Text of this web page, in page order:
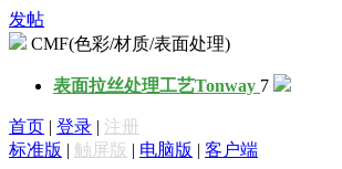
发帖
CMF(色彩/材质/表面处理)
表面拉丝处理工艺Tonway 7
首页 | 登录 | 注册
标准版 | 触屏版 | 电脑版 | 客户端